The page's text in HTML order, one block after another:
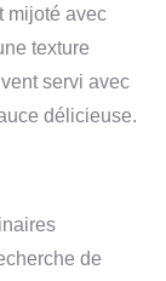
mijoté avec
texture
servi avec
délicieuse.
de